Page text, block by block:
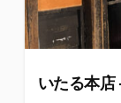
いたる本店